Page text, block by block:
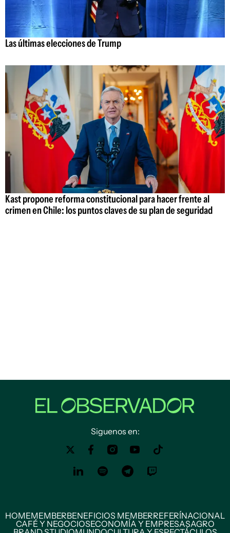
Las últimas elecciones de Trump
Kast propone reforma constitucional para hacer frente al
crimen en Chile: los puntos claves de su plan de seguridad
Siguenos en:
HOMEMEMBERBENEFICIOS MEMBERREFERÍNACIONAL
CAFÉ Y NEGOCIOSECONOMÍA Y EMPRESASAGRO